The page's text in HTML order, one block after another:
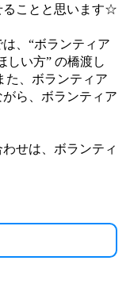
ることと思います☆
、“ボランティア
しい方” の橋渡し
た、ボランティア
ら、ボランティア
せは、ボランティ